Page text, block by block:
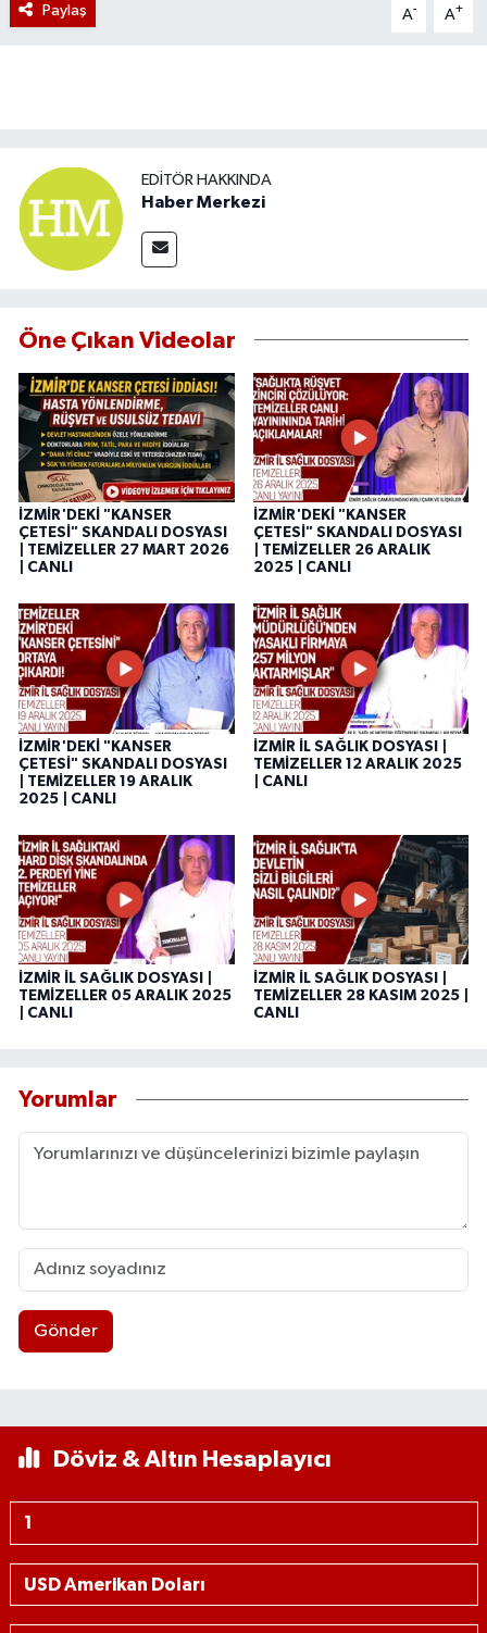
Paylaş A- A+
EDITÖR HAKKINDA
Haber Merkezi
Öne Çıkan Videolar
İZMİR'DEKİ "KANSER
ÇETESİ" SKANDALI DOSYASI
| TEMİZELLER 27 MART 2026
| CANLI
İZMİR'DEKİ "KANSER
ÇETESİ" SKANDALI DOSYASI
| TEMİZELLER 26 ARALIK
2025 | CANLI
İZMİR'DEKİ "KANSER
ÇETESİ" SKANDALI DOSYASI
| TEMİZELLER 19 ARALIK
2025 | CANLI
İZMİR İL SAĞLIK DOSYASI |
TEMİZELLER 12 ARALIK 2025
| CANLI
İZMİR İL SAĞLIK DOSYASI |
TEMİZELLER 05 ARALIK 2025
| CANLI
İZMİR İL SAĞLIK DOSYASI |
TEMİZELLER 28 KASIM 2025 |
CANLI
Yorumlar
Gönder
Döviz & Altın Hesaplayıcı